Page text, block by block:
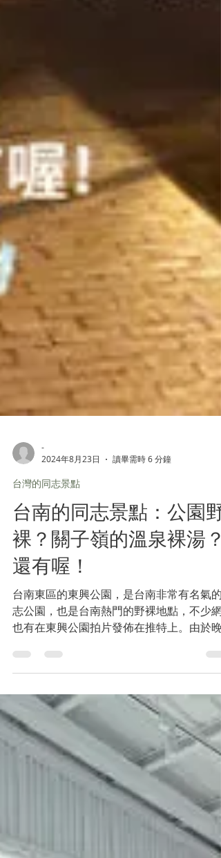
-
2024年8月23日
讀畢需時 6 分鐘
台灣的同志景點
台南的同志景點：公園野
裸？關子嶺的溫泉裸湯？
還有喔！
也有在東興公園拍片發佈在推特上。由於晚
整個公園只有微弱的燈光，所以吸引了不少
內人士聚集，而且在晚上的11點半後，公園
更會把所有燈光關掉，之後就是同學最活躍
時候，公園內的廁所就是最熱鬧的聚集點。